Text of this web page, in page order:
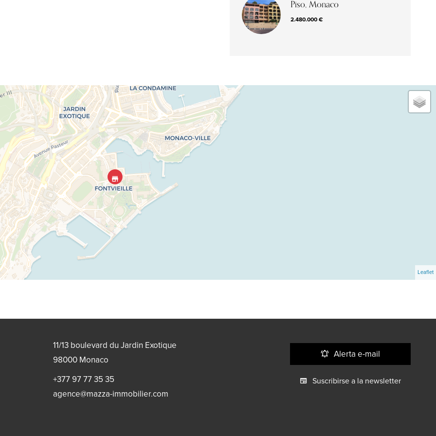
Piso, Monaco
2.480.000 €
Leaflet
11/13 boulevard du Jardin Exotique
98000 Monaco
+377 97 77 35 35
agence@mazza-immobilier.com
Alerta e-mail
Suscribirse a la newsletter